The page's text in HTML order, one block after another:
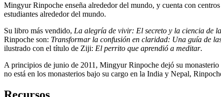
Mingyur Rinpoche enseña alrededor del mundo, y cuenta con
estudiantes alrededor del mundo.
Su libro más vendido, La alegría de vivir: El secreto y la ciencia de
Rinpoche son: Transformar la confusión en claridad: Una guía de
ilustrado con el título de Ziji: El perrito que aprendió a meditar.
A principios de junio de 2011, Mingyur Rinpoche dejó su
no está en los monasterios bajo su cargo en la India y Nepal,
Recursos